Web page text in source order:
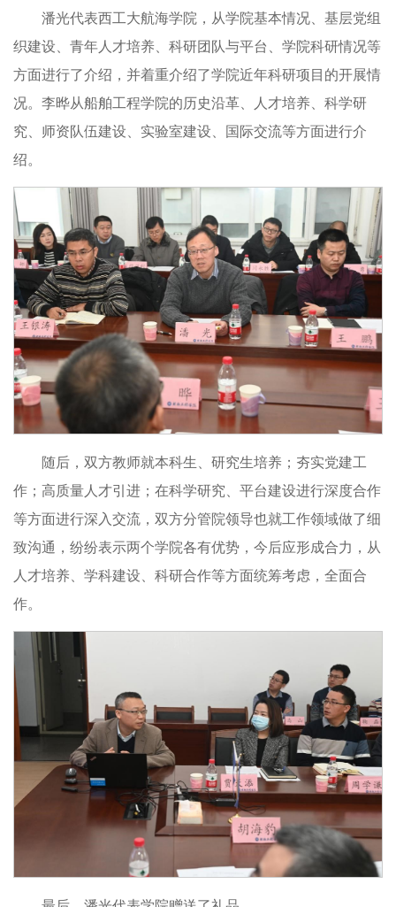
潘光代表西工大航海学院，从学院基本情况、基层党组
织建设、青年人才培养、科研团队与平台、学院科研情况等
方面进行了介绍，并着重介绍了学院近年科研项目的开展情
况。李晔从船舶工程学院的历史沿革、人才培养、科学研
究、师资队伍建设、实验室建设、国际交流等方面进行介
绍。
随后，双方教师就本科生、研究生培养；夯实党建工
作；高质量人才引进；在科学研究、平台建设进行深度合作
等方面进行深入交流，双方分管院领导也就工作领域做了细
致沟通，纷纷表示两个学院各有优势，今后应形成合力，从
人才培养、学科建设、科研合作等方面统筹考虑，全面合
作。